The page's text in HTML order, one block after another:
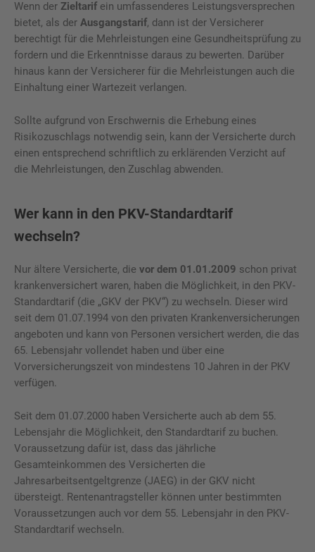
Wenn der Zieltarif ein umfassenderes Leistungsversprechen
bietet, als der Ausgangstarif, dann ist der Versicherer
berechtigt für die Mehrleistungen eine Gesundheitsprüfung zu
fordern und die Erkenntnisse daraus zu bewerten. Darüber
hinaus kann der Versicherer für die Mehrleistungen auch die
Einhaltung einer Wartezeit verlangen.
Sollte aufgrund von Erschwernis die Erhebung eines
Risikozuschlags notwendig sein, kann der Versicherte durch
einen entsprechend schriftlich zu erklärenden Verzicht auf
die Mehrleistungen, den Zuschlag abwenden.
Wer kann in den PKV-Standardtarif
wechseln?
Nur ältere Versicherte, die vor dem 01.01.2009 schon privat
krankenversichert waren, haben die Möglichkeit, in den PKV-
Standardtarif (die „GKV der PKV“) zu wechseln. Dieser wird
seit dem 01.07.1994 von den privaten Krankenversicherungen
angeboten und kann von Personen versichert werden, die das
65. Lebensjahr vollendet haben und über eine
Vorversicherungszeit von mindestens 10 Jahren in der PKV
verfügen.
Seit dem 01.07.2000 haben Versicherte auch ab dem 55.
Lebensjahr die Möglichkeit, den Standardtarif zu buchen.
Voraussetzung dafür ist, dass das jährliche
Gesamteinkommen des Versicherten die
Jahresarbeitsentgeltgrenze (JAEG) in der GKV nicht
übersteigt. Rentenantragsteller können unter bestimmten
Voraussetzungen auch vor dem 55. Lebensjahr in den PKV-
Standardtarif wechseln.